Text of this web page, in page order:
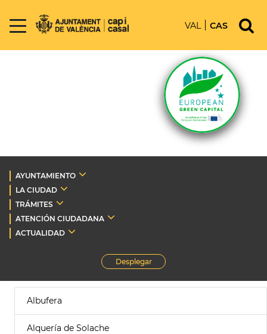
VAL CAS
AYUNTAMIENTO
LA CIUDAD
TRÁMITES
ATENCIÓN CIUDADANA
ACTUALIDAD
Desplegar
Albufera
Alquería de Solache